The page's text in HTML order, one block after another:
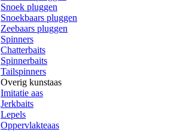
Snoek pluggen
Snoekbaars pluggen
Zeebaars pluggen
Spinners
Chatterbaits
Spinnerbaits
Tailspinners
Overig kunstaas
Imitatie aas
Jerkbaits
Lepels
Oppervlakteaas